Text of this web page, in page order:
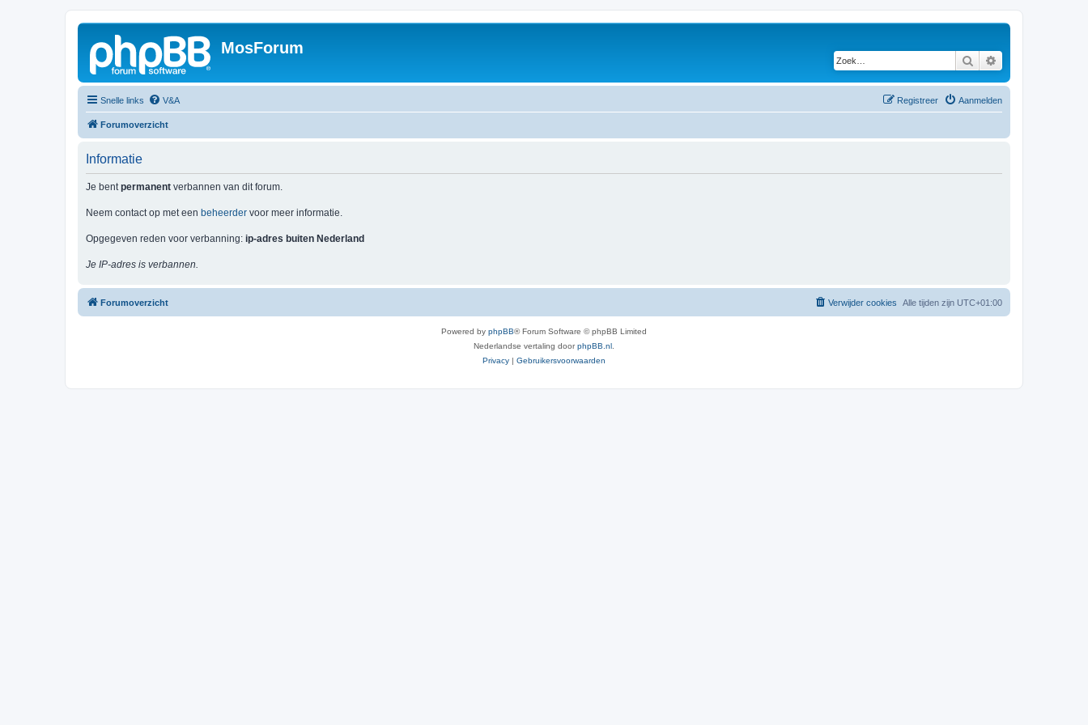
MosForum
Zoek
Snelle links V&A Aanmelden
Registreer
Forumoverzicht
Informatie
Je bentpermanent verbannen van dit forum.
Neem contact op met een beheerder voor meer informatie.
Opgegeven reden voor verbanning: ip-adres buiten Nederland
Je IP-adres is verbannen.
Forumoverzicht Alle tijden zijn UTC+01:00
Verwijder cookies
Powered by phpBB® Forum Software © phpBB Limited
Nederlandse vertaling doorphpBB.nl
Privacy | Gebruikersvoorwaarden